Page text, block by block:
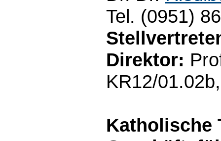
Tel. (0951)
Direktor:
KR12/
Katholische